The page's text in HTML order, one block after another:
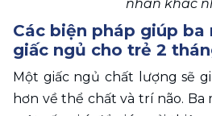
nhân khác
Các biện pháp giúp ba
giấc ngủ cho trẻ 2
Một giấc ngủ chất lượng sẽ
hơn về thể chất và trí não.